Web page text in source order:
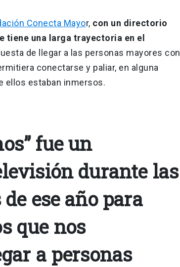
Conecta Mayor, con un directorio
tiene una larga trayectoria en el
de llegar a las personas mayores con
conectarse y paliar, en alguna
ellos estaban inmersos.
fue un
durante las
ese año para
que nos
a personas